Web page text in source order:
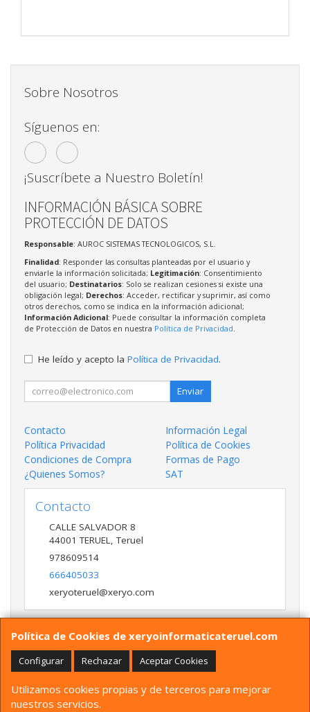
Política de Cookies de xeryoinformaticateruel.com
Configurar Rechazar Aceptar Cookies
Utilizamos cookies propias y de terceros para mejorar
nuestros servicios.
Sobre Nosotros
Síguenos en:
¡Suscríbete a Nuestro Boletín!
INFORMACIÓN BÁSICA SOBRE
PROTECCIÓN DE DATOS
Responsable: AUROC SISTEMAS TECNOLOGICOS, S.L.
Finalidad: Responder las consultas planteadas por el usuario y
enviarle la información solicitada; Legitimación: Consentimiento
del usuario; Destinatarios: Solo se realizan cesiones si existe una
obligación legal; Derechos: Acceder, rectificar y suprimir, así como
otros derechos, como se indica en la información adicional;
Información Adicional: Puede consultar la información completa
de Protección de Datos en nuestra Política de Privacidad.
He leído y acepto la Política de Privacidad.
Enviar
Contacto
Información Legal
Política Privacidad
Política de Cookies
Condiciones de Compra
Formas de Pago
¿Quienes Somos?
SAT
Contacto
CALLE SALVADOR 8
44001 TERUEL,Teruel
978609514
666405033
xeryoteruel@xeryo.com
Horario
LUNES A VIERNES 9:30 A 13:30 17:00 a 20:00 Y
SÁBADO 10:00 A 13:30